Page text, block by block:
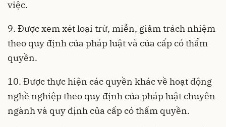
việc.
9. Được xem xét loại trừ, miễn, giảm trách nhiệm
theo quy định của pháp luật và của cấp có thẩm
quyền.
10. Được thực hiện các quyền khác về hoạt động
nghề nghiệp theo quy định của pháp luật chuyên
ngành và quy định của cấp có thẩm quyền.